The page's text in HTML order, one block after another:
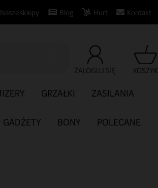
Nasze sklepy Blog Hurt Kontakt
ZALOGUJ SIĘ KOSZYK
GRZAŁKI ZASILANIA
GADŻETY BONY POLECANE